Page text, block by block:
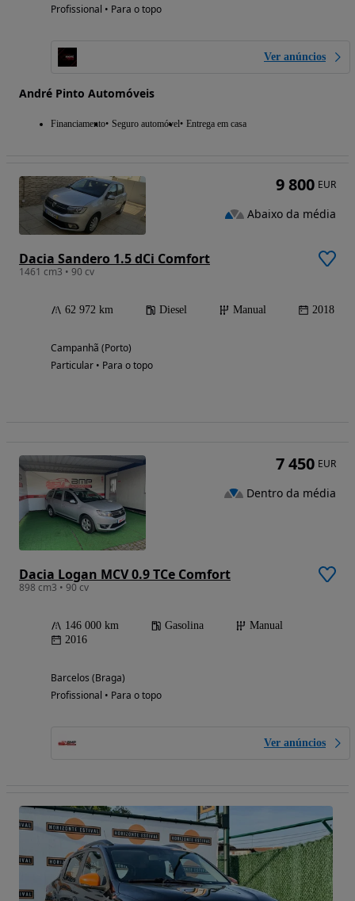
Profissional • Para o topo
Ver anúncios
André Pinto Automóveis
Financiamento Seguro automóvel Entrega em casa
Dacia Sandero 1.5 dCi Comfort
1461 cm3 • 90 cv
62 972 km Diesel Manual 2018
Campanhã (Porto)
Particular • Para o topo
9 800 EUR
Abaixo da média
Dacia Logan MCV 0.9 TCe Comfort
898 cm3 • 90 cv
146 000 km Gasolina
Manual
2016
Barcelos (Braga)
Profissional • Para o topo
Ver anúncios
7 450 EUR
Dentro da média